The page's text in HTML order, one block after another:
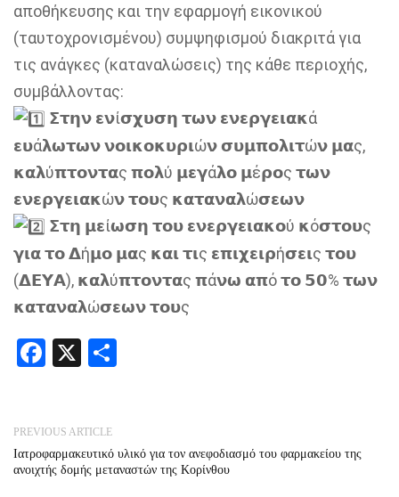
αποθήκευσης και την εφαρμογή εικονικού
(ταυτοχρονισμένου) συμψηφισμού διακριτά για
τις ανάγκες (καταναλώσεις) της κάθε περιοχής,
συμβάλλοντας:
𝝨𝞃𝝶𝝼 𝝴𝝼ί𝞂𝞆𝞄𝞂𝝶 𝞃𝞈𝝼 𝝴𝝼𝝴𝞀𝝲𝝴𝝸𝝰𝝹ά
𝝴𝞄ά𝝺𝞈𝞃𝞈𝝼 𝝼𝝾𝝸𝝹𝝾𝝹𝞄𝞀𝝸ώ𝝼 𝞂𝞄𝝻𝝿𝝾𝝺𝝸𝞃ώ𝝼 𝝻𝝰ς,
𝝹𝝰𝝺ύ𝝿𝞃𝝾𝝼𝞃𝝰ς 𝝿𝝾𝝺ύ 𝝻𝝴𝝲ά𝝺𝝾 𝝻έ𝞀𝝾ς 𝞃𝞈𝝼
𝝴𝝼𝝴𝞀𝝲𝝴𝝸𝝰𝝹ώ𝝼 𝞃𝝾𝞄ς 𝝹𝝰𝞃𝝰𝝼𝝰𝝺ώ𝞂𝝴𝞈𝝼
𝝨𝞃𝝶 𝝻𝝴ί𝞈𝞂𝝶 𝞃𝝾𝞄 𝝴𝝼𝝴𝞀𝝲𝝴𝝸𝝰𝝹𝝾ύ 𝝹ό𝞂𝞃𝝾𝞄ς
𝝲𝝸𝝰 𝞃𝝾 𝝙ή𝝻𝝾 𝝻𝝰ς 𝝹𝝰𝝸 𝞃𝝸ς 𝝴𝝿𝝸𝞆𝝴𝝸𝞀ή𝞂𝝴𝝸ς 𝞃𝝾𝞄
(𝝙𝝚𝝪𝝖), 𝝹𝝰𝝺ύ𝝿𝞃𝝾𝝼𝞃𝝰ς 𝝿ά𝝼𝞈 𝝰𝝿ό 𝞃𝝾 𝟱𝟬% 𝞃𝞈𝝼
𝝹𝝰𝞃𝝰𝝼𝝰𝝺ώ𝞂𝝴𝞈𝝼 𝞃𝝾𝞄ς
Facebook
X
PREVIOUS ARTICLE
Ιατροφαρμακευτικό υλικό για τον ανεφοδιασμό του φαρμακείου της
ανοιχτής δομής μεταναστών της Κορίνθου